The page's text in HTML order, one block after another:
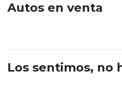
Autos en venta
Los sentimos, no